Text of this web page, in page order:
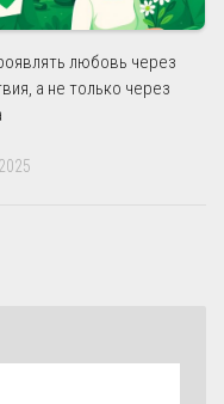
любовь через
а не только через